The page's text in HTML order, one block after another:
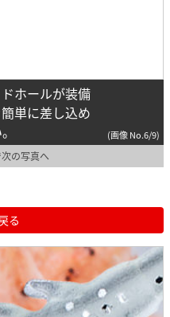
ホールが装備
単に差し込め
(画像 No.6/9)
の写真へ
る